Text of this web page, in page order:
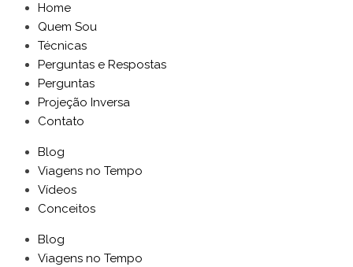
Home
Quem Sou
Técnicas
Perguntas e Respostas
Perguntas
Projeção Inversa
Contato
Blog
Viagens no Tempo
Vídeos
Conceitos
Blog
Viagens no Tempo